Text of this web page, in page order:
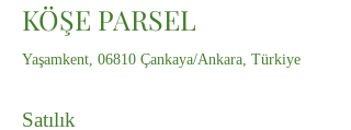
KÖŞE PARSEL
Yaşamkent, 06810 Çankaya/Ankara, Türkiye
Satılık